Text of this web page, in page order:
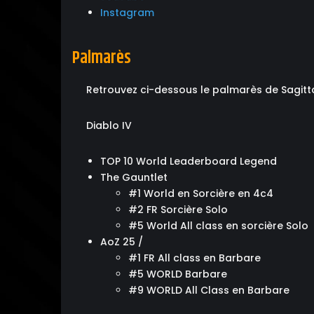
Instagram
Palmarès
Retrouvez ci-dessous le palmarès de
Diablo IV
TOP 10 World Leaderboard Legend
The Gauntlet
#1 World en Sorcière en 4c4
#2 FR Sorcière Solo
#5 World All class en sorcière Solo
AoZ 25 /
#1 FR All class en Barbare
#5 WORLD Barbare
#9 WORLD All Class en Barbare